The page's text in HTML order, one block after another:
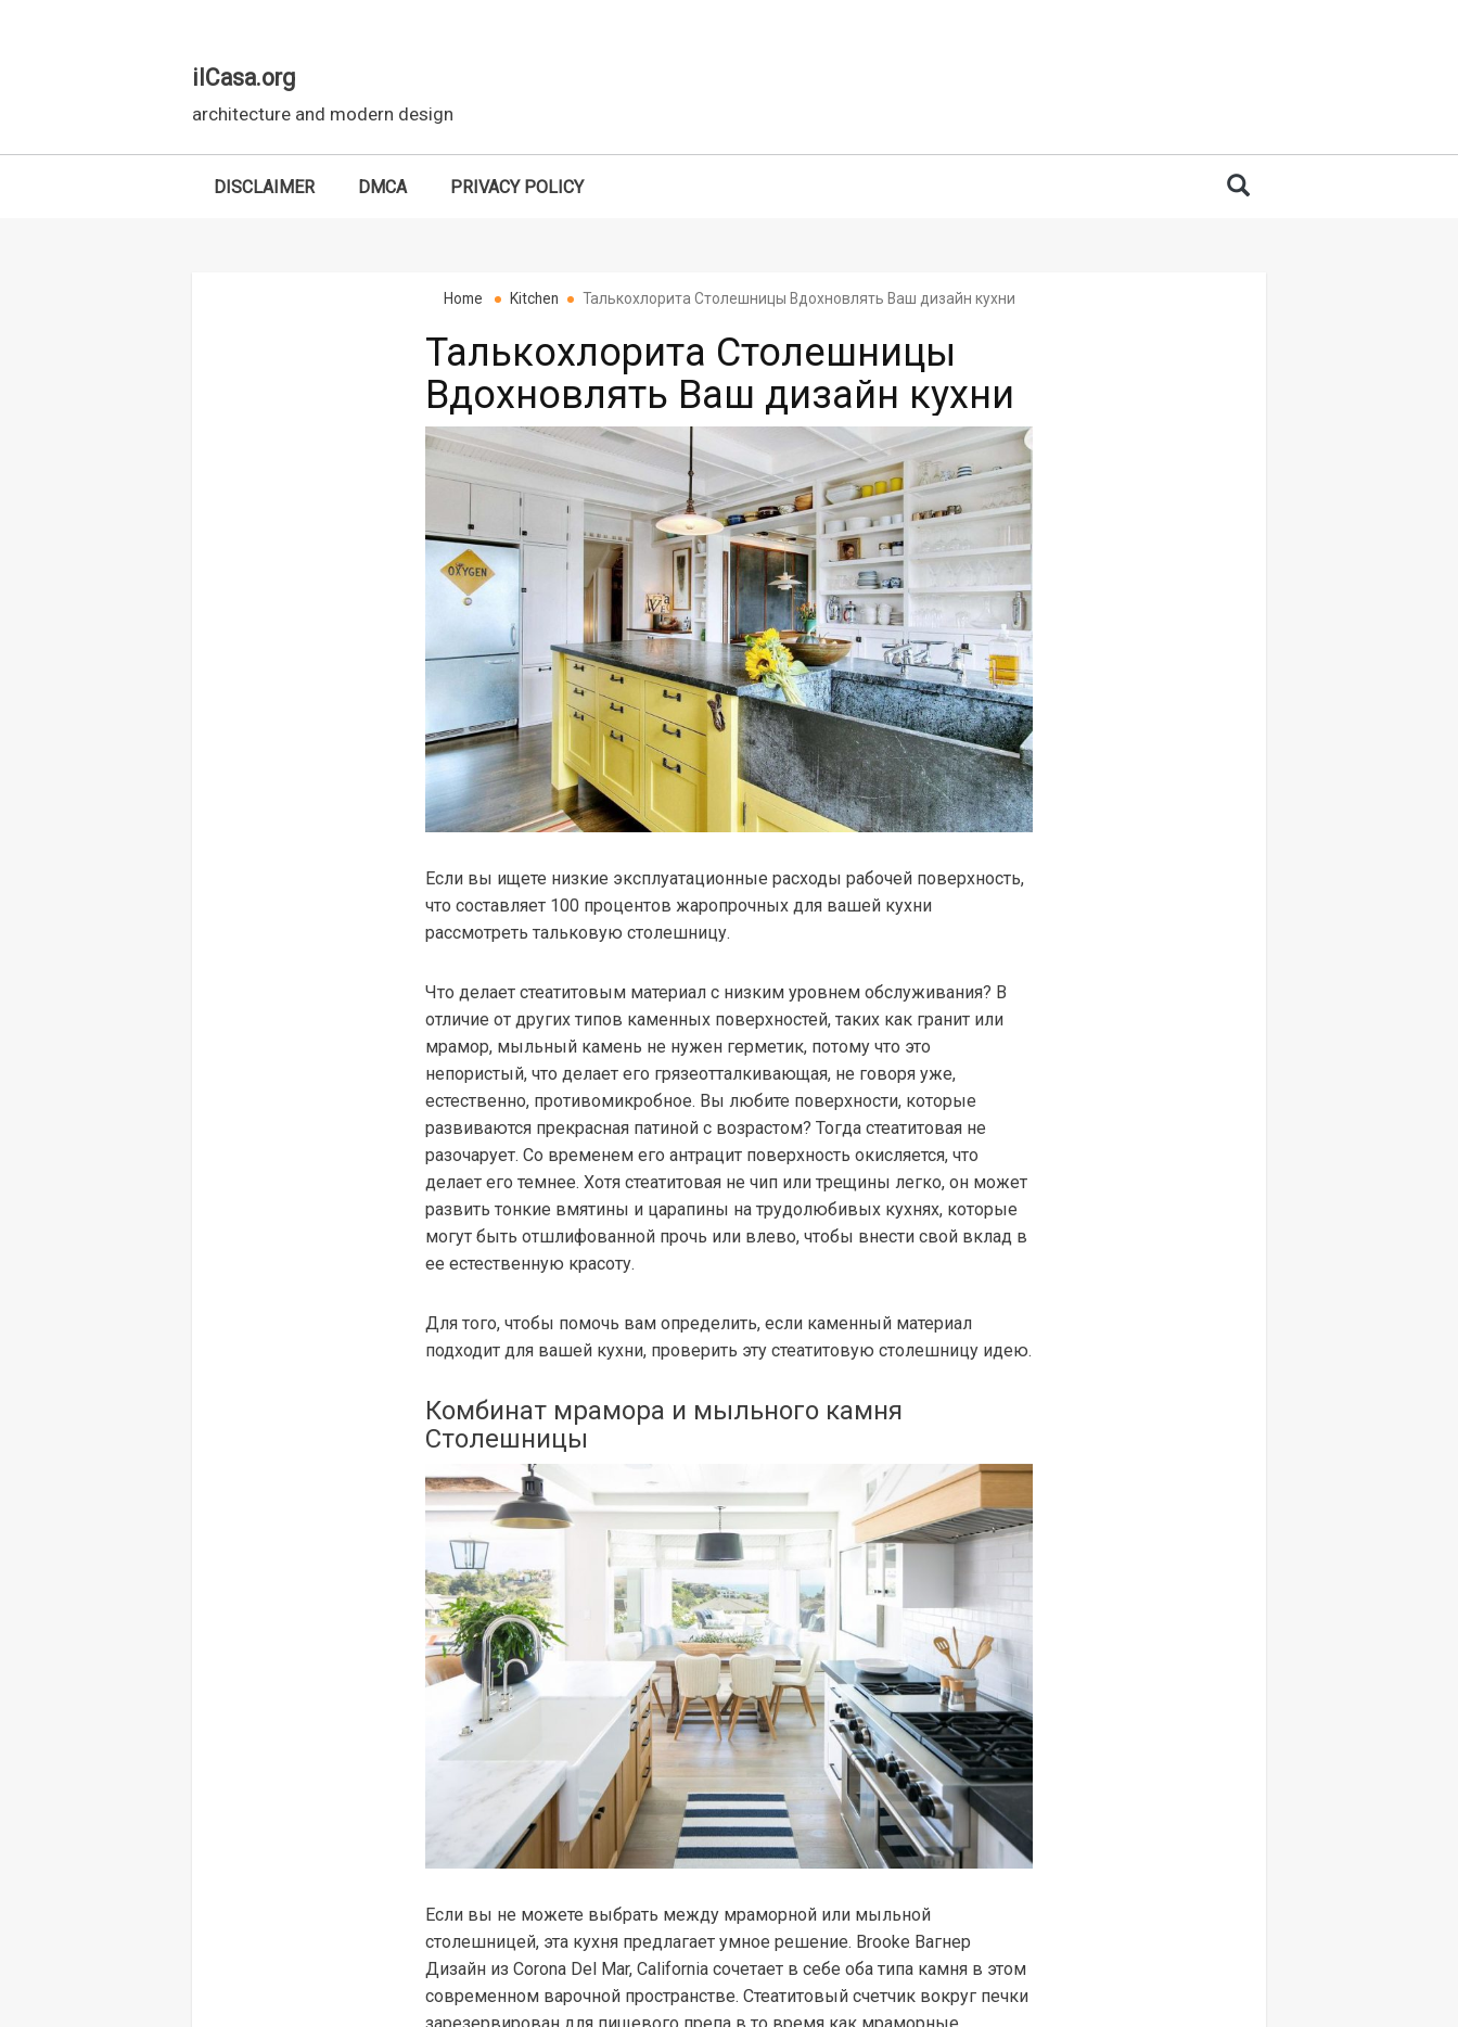
ilCasa.org
architecture and modern design
DISCLAIMER DMCA
PRIVACY POLICY
Home Kitchen Талькохлорита Столешницы Вдохновлять Ваш дизайн кухни
Талькохлорита Столешницы
Вдохновлять Ваш дизайн кухни
Если вы ищете низкие эксплуатационные расходы рабочей поверхность,
что составляет 100 процентов жаропрочных для вашей кухни
рассмотреть тальковую столешницу.
Что делает стеатитовым материал с низким уровнем обслуживания? В
отличие от других типов каменных поверхностей, таких как гранит или
мрамор, мыльный камень не нужен герметик, потому что это
непористый, что делает его грязеотталкивающая, не говоря уже,
естественно, противомикробное. Вы любите поверхности, которые
развиваются прекрасная патиной с возрастом? Тогда стеатитовая не
разочарует. Со временем его антрацит поверхность окисляется, что
делает его темнее. Хотя стеатитовая не чип или трещины легко, он может
развить тонкие вмятины и царапины на трудолюбивых кухнях, которые
могут быть отшлифованной прочь или влево, чтобы внести свой вклад в
ее естественную красоту.
Для того, чтобы помочь вам определить, если каменный материал
подходит для вашей кухни, проверить эту стеатитовую столешницу идею.
Комбинат мрамора и мыльного камня
Столешницы
Если вы не можете выбрать между мраморной или мыльной
столешницей, эта кухня предлагает умное решение. Brooke Вагнер
Дизайн из Corona Del Mar, California сочетает в себе оба типа камня в этом
современном варочной пространстве. Стеатитовый счетчик вокруг печки